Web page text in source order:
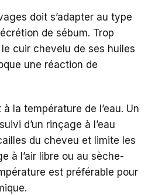
doit s’adapter au type
de sébum. Trop
cuir chevelu de ses huiles
une réaction de
la température de l’eau. Un
d’un rinçage à l’eau
du cheveu et limite les
à l’air libre ou au sèche-
est préférable pour